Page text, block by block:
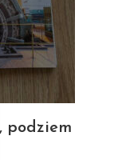
podziem